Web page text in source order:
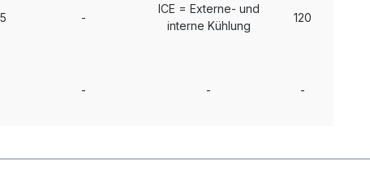
-
ICE = Externe- und
interne Kühlung
120
- - -